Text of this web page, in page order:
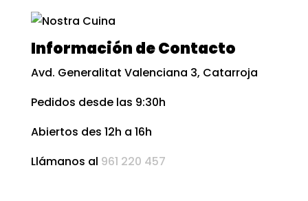
Información de Contacto
Avd. Generalitat Valenciana 3, Catarroja
Pedidos desde las 9:30h
Abiertos des 12h a 16h
Llámanos al 961 220 457